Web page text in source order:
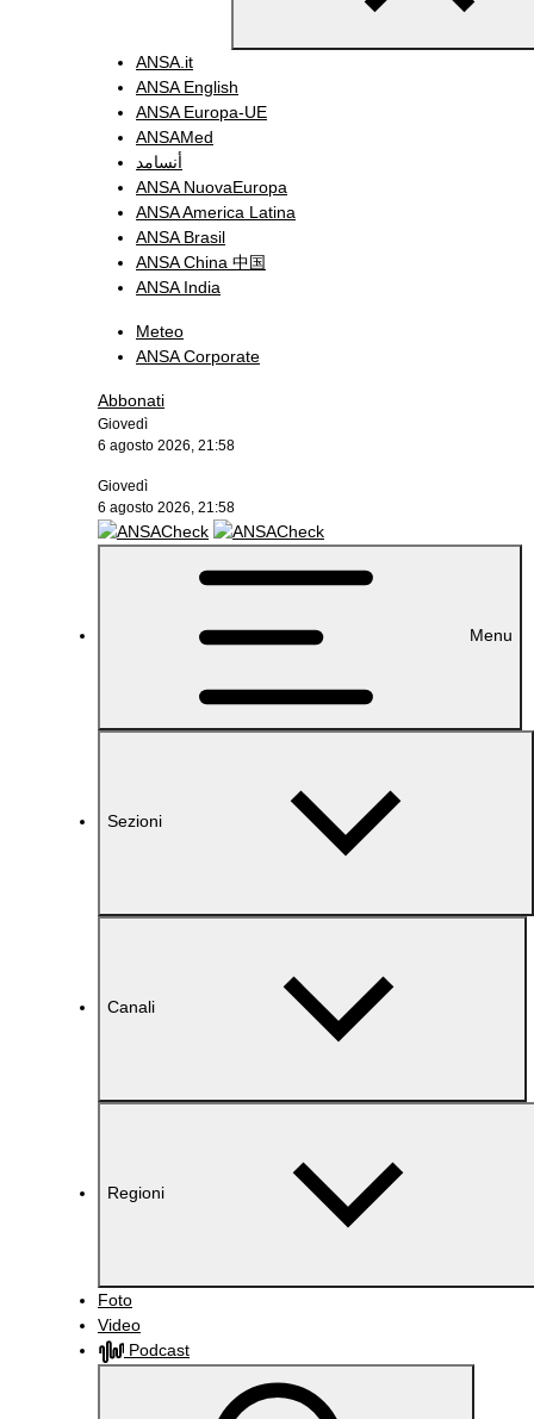
ANSA.it
ANSA English
ANSA Europa-UE
ANSAMed
أنسامد
ANSA NuovaEuropa
ANSA America Latina
ANSA Brasil
ANSA China 中国
ANSA India
Meteo
ANSA Corporate
Abbonati
Giovedì
6 agosto 2026, 21:58
Giovedì
6 agosto 2026, 21:58
Menu
Sezioni
Canali
Regioni
Foto
Video
Podcast